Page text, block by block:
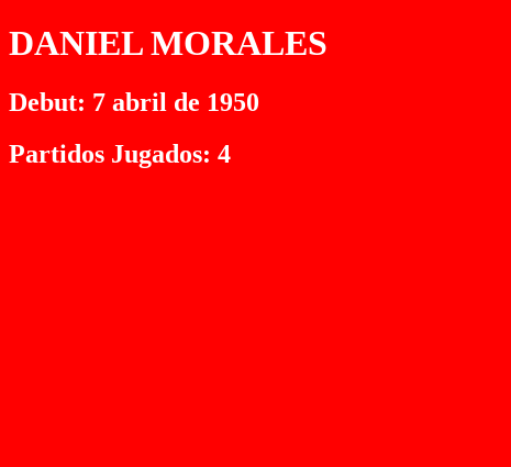
DANIEL MORALES
Debut: 7 abril de 1950
Partidos Jugados: 4